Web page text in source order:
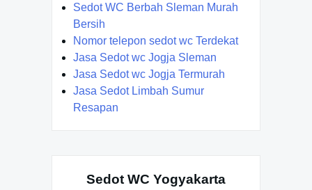
Sedot WC Berbah Sleman Murah
Bersih
Nomor telepon sedot wc Terdekat
Jasa Sedot wc Jogja Sleman
Jasa Sedot wc Jogja Termurah
Jasa Sedot Limbah Sumur
Resapan
Sedot WC Yogyakarta